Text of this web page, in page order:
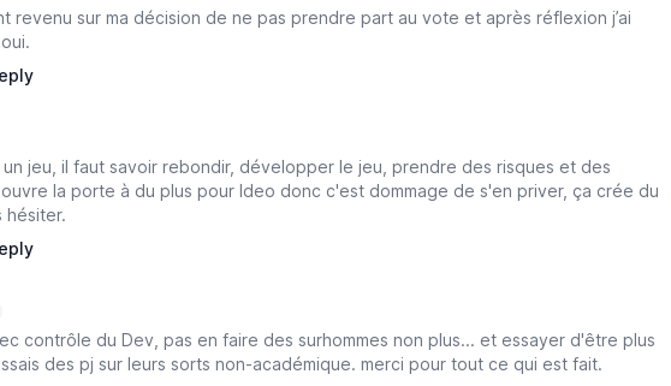
revenu sur ma décision de ne pas prendre part au vote et après réflexion j’ai
un jeu, il faut savoir rebondir, développer le jeu, prendre des risques et des
la porte à du plus pour Ideo donc c'est dommage de s'en priver, ça crée du
hésiter.
contrôle du Dev, pas en faire des surhommes non plus... et essayer d'être plus
des pj sur leurs sorts non-académique. merci pour tout ce qui est fait.